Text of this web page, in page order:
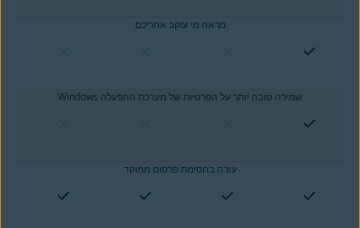
מראה מי עוקב אחריכם
שמירה טובה יותר על הפרטיות של מערכת ההפעלה Windows
עזרה בחסימת פרסום ממוקד